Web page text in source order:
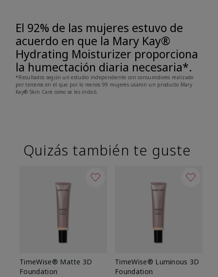
El 92% de las mujeres estuvo de
acuerdo en que la Mary Kay®
Hydrating Moisturizer proporciona
la humectación diaria necesaria*.
*Resultados según un estudio independiente con consumidores realizado
por terceros en el que por lo menos 99 mujeres usaron un producto Mary
Kay® Skin Care como se les indicó.
Quizás también te guste
TimeWise® Matte 3D
Foundation
TimeWise® Luminous 3D
Foundation